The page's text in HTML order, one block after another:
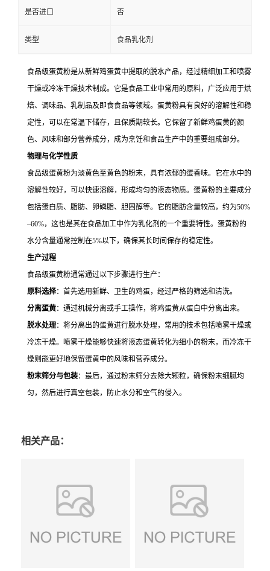
是否进口 否
类型 食品乳化剂
食品级蛋黄粉是从新鲜鸡蛋黄中提取的脱水产品，经过精细加工和喷雾
干燥或冷冻干燥技术制成。它是食品工业中常用的原料，广泛应用于烘
焙、调味品、乳制品及即食食品等领域。蛋黄粉具有良好的溶解性和稳
定性，可以在常温下储存，且保质期较长。它保留了新鲜鸡蛋黄的颜
色、风味和部分营养成分，成为烹饪和食品生产中的重要组成部分。
物理与化学性质
食品级蛋黄粉为淡黄色至黄色的粉末，具有浓郁的蛋香味。它在水中的
溶解性较好，可以快速溶解，形成均匀的液态物质。蛋黄粉的主要成分
包括蛋白质、脂肪、卵磷脂、胆固醇等。它的脂肪含量较高，约为50%
–60%，这也是其在食品加工中作为乳化剂的一个重要特性。蛋黄粉的
水分含量通常控制在5%以下，确保其长时间保存的稳定性。
生产过程
食品级蛋黄粉通常通过以下步骤进行生产：
原料选择：首先选用新鲜、卫生的鸡蛋，经过严格的筛选和清洗。
分离蛋黄：通过机械分离或手工操作，将鸡蛋黄从蛋白中分离出来。
脱水处理：将分离出的蛋黄进行脱水处理，常用的技术包括喷雾干燥或
冷冻干燥。喷雾干燥能够快速将液态蛋黄转化为细小的粉末，而冷冻干
燥则能更好地保留蛋黄中的风味和营养成分。
粉末筛分与包装：最后，通过粉末筛分去除大颗粒，确保粉末细腻均
匀，然后进行真空包装，防止水分和空气的侵入。
相关产品：